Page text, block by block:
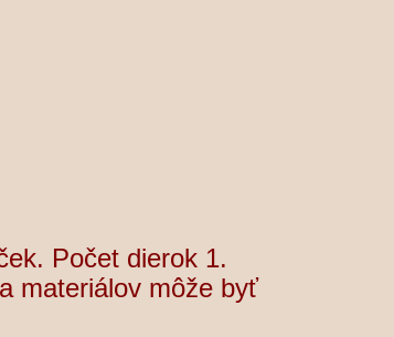
Počet dierok 1.
materiálov môže byť